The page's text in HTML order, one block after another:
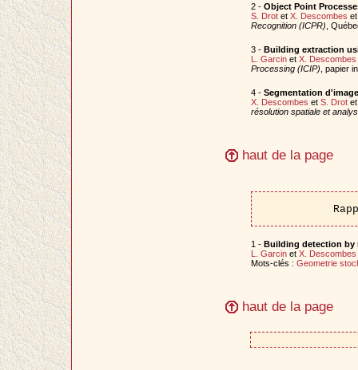
2 - Object Point
S. Drotet X. Descombes
Recognition (ICPR) ,
3 - Building extraction
L. Garcinet X. Descombes
Processing (ICIP) , papier
4 - Segmentation
X. Descombes et S. Drot
résolution spatiale et
haut de la page
1 - Building detection by
L. Garcinet X. Descombes
Mots-clés : Geometrie
haut de la page